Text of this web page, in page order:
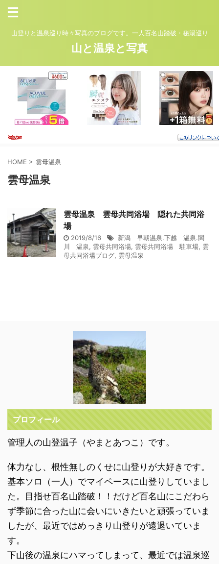
山登りと温泉巡り時々写真のブログです。一人百名山踏破・秘湯巡り
山と温泉と写真
HOME > 雲母温泉
雲母温泉
雲母温泉 雲母共同浴場 隠れた共同浴
場
2019/8/16
新潟 早朝温泉.下越 温泉.関
川 温泉, 雲母共同浴場, 雲母共同浴場 駐車場, 雲
母共同浴場ブログ, 雲母温泉
プロフィール
管理人の山登温子（やまとあつこ）です。
体力なし、根性無しのくせに山登りが大好きです。
基本ソロ（一人）でマイペースに山登りしていまし
た。目指せ百名山踏破！！だけど百名山にこだわら
ず季節に合った山に会いにいきたいと頑張っていま
したが、最近ではめっきり山登りが遠退いていま
す。
下山後の温泉にハマってしまって、最近では温泉巡